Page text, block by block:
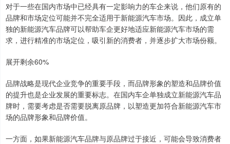
对于一些在国内市场中已经具有一定影响力的车企来说，他们原有的
品牌和市场定位可能并不完全适用于新能源汽车市场。因此，成立单
独的新能源汽车品牌可以帮助车企更好地适应新能源汽车市场的需
求，进行精准的市场定位，吸引新的消费者，并逐步扩大市场份额。
展开剩余60%
品牌战略是现代企业竞争的重要手段，而品牌形象的塑造和品牌价值
的提升也是企业发展的重要标志。在国内车企单独成立新能源汽车品
牌时，需要考虑是否需要脱离原品牌，以塑造更加符合新能源汽车市
场的品牌形象和品牌价值。
一方面，如果新能源汽车品牌与原品牌过于接近，可能会导致消费者